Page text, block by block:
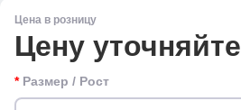
Цена в розницу
Цену уточняйте
Размер / Рост